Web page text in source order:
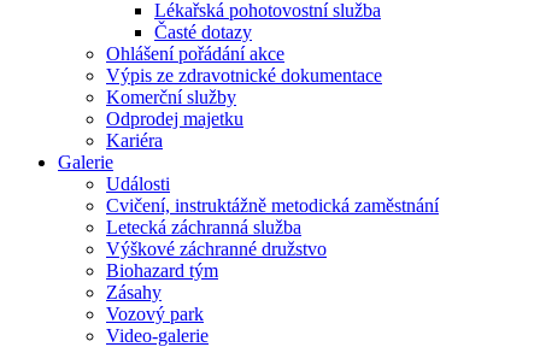
Lékařská pohotovostní služba
Časté dotazy
Ohlášení pořádání akce
Výpis ze zdravotnické dokumentace
Komerční služby
Odprodej majetku
Kariéra
Galerie
Události
Cvičení, instruktážně metodická zaměstnání
Letecká záchranná služba
Výškové záchranné družstvo
Biohazard tým
Zásahy
Vozový park
Video-galerie